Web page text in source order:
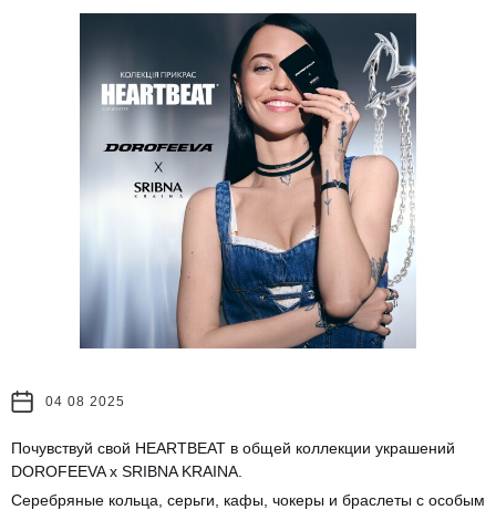
04 08 2025
Почувствуй свой HEARTBEAT в общей коллекции украшений
DOROFEEVA x SRIBNA KRAINA.
Серебряные кольца, серьги, кафы, чокеры и браслеты с особым